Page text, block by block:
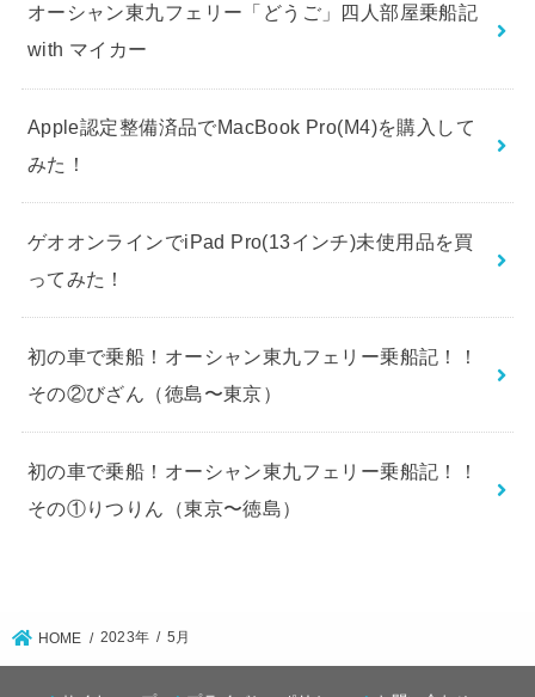
オーシャン東九フェリー「どうご」四人部屋乗船記
with マイカー
Apple認定整備済品でMacBook Pro(M4)を購入して
みた！
ゲオオンラインでiPad Pro(13インチ)未使用品を買
ってみた！
初の車で乗船！オーシャン東九フェリー乗船記！！
その②びざん（徳島〜東京）
初の車で乗船！オーシャン東九フェリー乗船記！！
その①りつりん（東京〜徳島）
HOME 2023年 5月